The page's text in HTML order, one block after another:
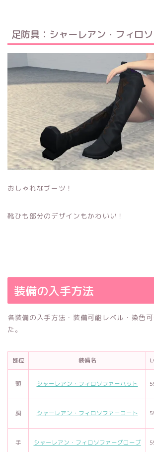
足防具：シャーレアン・フィロ
おしゃれなブーツ！
靴ひも部分のデザインもかわいい！
装備の入手方法
各装備の入手方法・装備可能レベル・染色
た。
部位 装備名
頭 シャーレアン・フィロソファーハット
胴 シャーレアン・フィロソファーコート
手 シャーレアン・フィロソファーグローブ